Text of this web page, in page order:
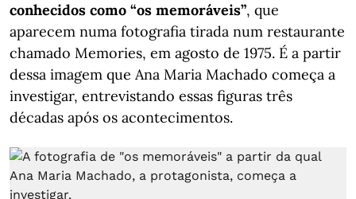
conhecidos como “os memoráveis”, que
aparecem numa fotografia tirada num restaurante
chamado Memories, em agosto de 1975. É a partir
dessa imagem que Ana Maria Machado começa a
investigar, entrevistando essas figuras três
décadas após os acontecimentos.